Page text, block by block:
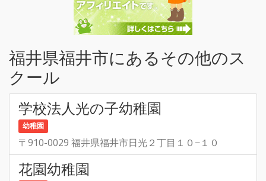
福井県福井市にあるその他のス
クール
学校法人光の子幼稚園
幼稚園
〒910-0029 福井県福井市日光２丁目１０−１０
花園幼稚園